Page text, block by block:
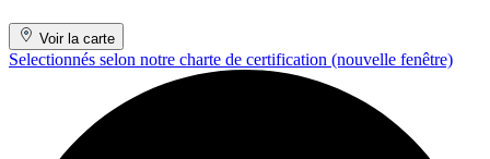
Voir la carte
Selectionnés selon notre charte de certification (nouvelle fenêtre)